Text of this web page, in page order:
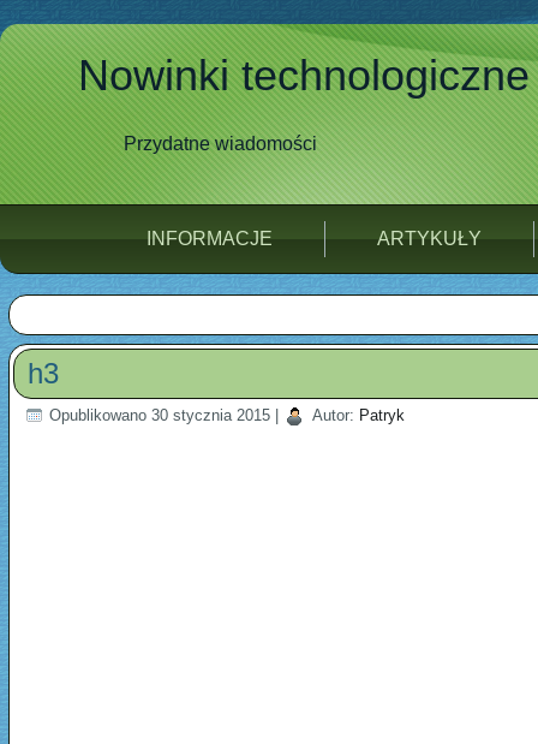
Nowinki technologiczne
Przydatne wiadomości
INFORMACJE ARTYKUŁY
h3
Opublikowano 30 stycznia 2015 Autor: Patryk